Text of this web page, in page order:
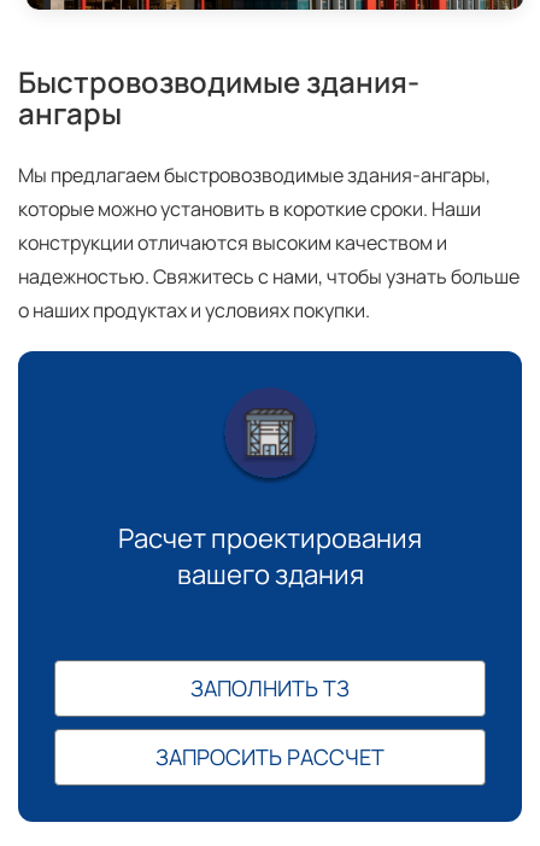
Быстровозводимые здания-
ангары
Мы предлагаем быстровозводимые здания-ангары,
которые можно установить в короткие сроки. Наши
конструкции отличаются высоким качеством и
надежностью. Свяжитесь с нами, чтобы узнать больше
о наших продуктах и условиях покупки.
Расчет проектирования
вашего здания
ЗАПОЛНИТЬ ТЗ
ЗАПРОСИТЬ РАССЧЕТ